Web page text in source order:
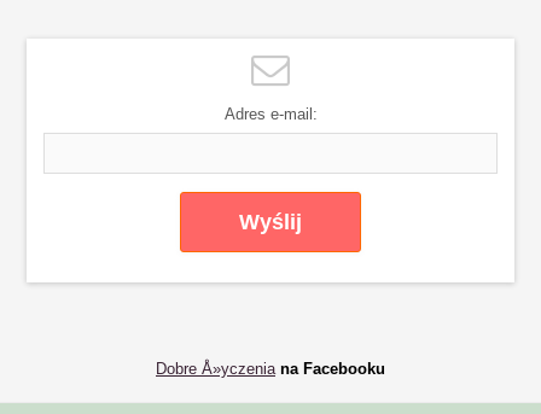
Adres e-mail:
Dobre Å»yczeniana Facebooku